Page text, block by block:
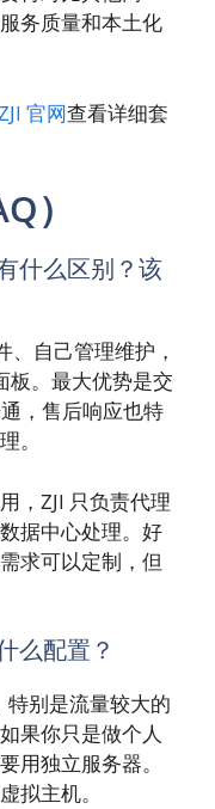
务质量和本土化
官网查看详细套
）
什么区别？该
、自己管理维护，
板。最大优势是交
，售后响应也特
。
，ZJI 只负责代理
据中心处理。好
求可以定制，但
么配置？
特别是流量较大的
果你只是做个人
用独立服务器。
拟主机。